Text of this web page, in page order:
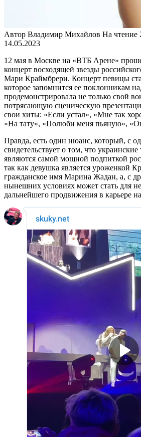
Автор Владимир Михайлов На чтение
14.05.2023
12 мая в Москве на «ВТБ Арене»
концерт восходящей звезды
Мари Краймбрери. Концерт певицы
которое запомнится ее поклонникам
продемонстрировала не только свой
потрясающую сценическую
свои хиты: «Если устал», «Мне так
«На тату», «Полюби меня пьяную»,
Правда, есть один нюанс, который, с
свидетельствует о том, что украинские
являются самой мощной подпиткой
так как девушка является уроженкой
гражданское имя Марина Жадан, а, с
нынешних условиях может стать для
дальнейшего продвижения в карьере